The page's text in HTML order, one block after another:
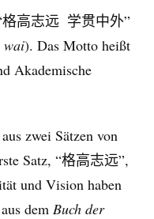
格高志远 学贯中外”
wai). Das Motto heißt
Akademische
zwei Sätzen von
Satz, “格高志远”,
und Vision haben
dem Buch der